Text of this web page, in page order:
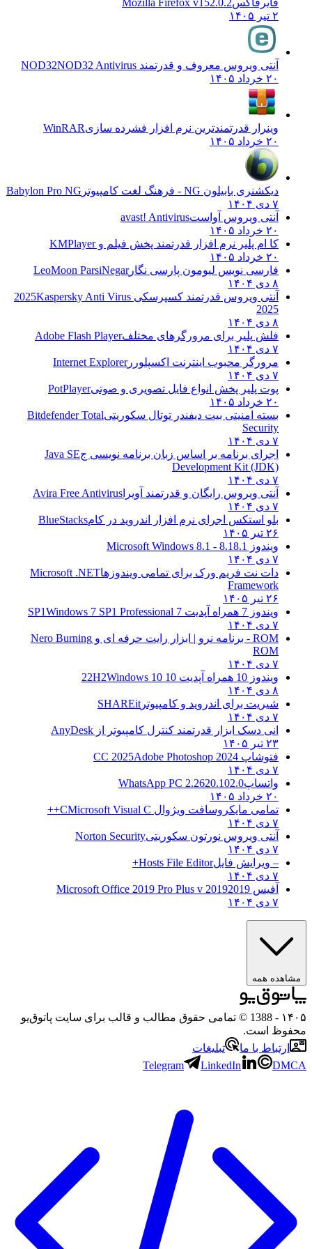
آنتی ویروس معروف و قدرتمند NOD32 NOD32 Antivirus
وینرار قدرتمندترین نرم افزار فشرده سازیWinRAR
دیکشنری بابیلون NG - فرهنگ لغت کامپیوتر
Babylon Pro NG
آنتی ویروس آواستavast! Antivirus
کا ام پلیر نرم افزار قدرتمند پخش فیلم وKMPlayer
فارسی نویس لیومون پارسی نگار LeoMoon ParsiNegar
آنتی ویروس قدرتمند کسپرسکی 2025Kaspersky Anti Virus
فلش پلیر برای مرورگرهای مختلفAdobe Flash Player
مرورگر محبوب اینترنت اکسپلوررInternet Explorer
پوت پلیر پخش انواع فایل تصویری و صوتیPotPlayer
بسته امنیتی بیت دیفندر توتال سکوریتیBitdefender Total
Security
اجرای برنامه بر اساس زبان برنامه نویسی جJava SE
Development Kit (JDK)
آنتی ویروس رایگان و قدرتمند آویراAvira Free Antivirus
بلو استکس اجرای نرم افزار اندروید در کامBlueStacks
ویندوز 8.18.1 - Microsoft Windows 8.1
دات نت فریم ورک برای تمامی ویندوزهاMicrosoft .NET
Framework
ویندوز 7 همراه آپدیت 7 SP1
Windows 7 SP1 Professional
ROM - برنامه نرو | ابزار رایت حرفه ای و
Nero Burning
ROM
ویندوز 10 همراه آپدیت 10 22H2
Windows 10
شیریت برای اندروید و کامپیوترSHAREit
انی دسک ابزار قدرتمند کنترل کامپیوتر ازAnyDesk
فتوشاپ CC 2025Adobe Photoshop 2024
واتساپWhatsApp PC 2.2620.102.0
تمامی مایکروسافت ویژوال CMicrosoft Visual C++
آنتی ویروس نورتون سکوریتیNorton Security
– ویرایش فایلHosts File Editor+
آفیس 20192019 Microsoft Office 2019 Pro Plus v
همه
- 1388 © تمامی حقوق مطالب و قالب برای سایت پاتوق‌یو
است.
با ما
تبلیغات
Telegram
LinkedIn